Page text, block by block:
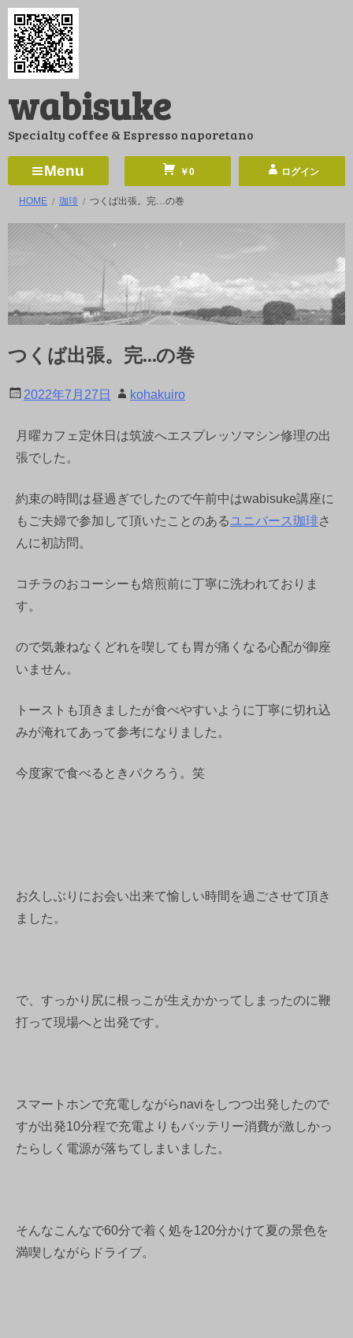
コ
ン
ツ
ス
ッ
wabisuke
Specialty coffee & Espresso naporetano
Menu ￥0 ログイン
HOME 珈琲 つくば出張。完…の巻
つくば出張。完…の巻
2022年7月27日 kohakuiro
月曜カフェ定休日は筑波へエスプレッソマシン修理の出
張でした。
約束の時間は昼過ぎでしたので午前中はwabisuke講座に
もご夫婦で参加して頂いたことのあるユニバース珈琲さ
んに初訪問。
コチラのおコーシーも焙煎前に丁寧に洗われておりま
す。
ので気兼ねなくどれを喫しても胃が痛くなる心配が御座
いません。
トーストも頂きましたが食べやすいように丁寧に切れ込
みが淹れてあって参考になりました。
今度家で食べるときパクろう。笑
お久しぶりにお会い出来て愉しい時間を過ごさせて頂き
ました。
で、すっかり尻に根っこが生えかかってしまったのに鞭
打って現場へと出発です。
スマートホンで充電しながらnaviをしつつ出発したので
すが出発10分程で充電よりもバッテリー消費が激しかっ
たらしく電源が落ちてしまいました。
そんなこんなで60分で着く処を120分かけて夏の景色を
満喫しながらドライブ。